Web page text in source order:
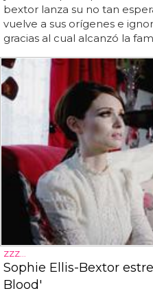
bextor lanza su no tan
vuelve a sus orígenes e
gracias al cual alcanzó la
ZZZ...
Sophie Ellis-Bextor
Blood'